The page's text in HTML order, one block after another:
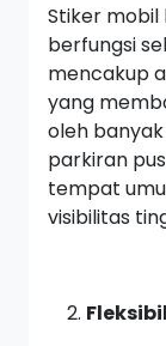
Stiker
berfungsi
mencakup
yang
oleh
parkiran
tempat
visibilitas